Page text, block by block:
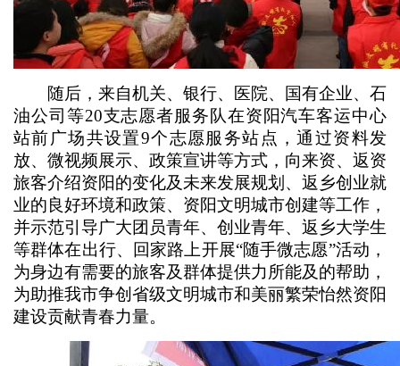
随后，来自机关、银行、医院、国有企业、石
油公司等20支志愿者服务队在资阳汽车客运中心
站前广场共设置9个志愿服务站点，通过资料发
放、微视频展示、政策宣讲等方式，向来资、返资
旅客介绍资阳的变化及未来发展规划、返乡创业就
业的良好环境和政策、资阳文明城市创建等工作，
并示范引导广大团员青年、创业青年、返乡大学生
等群体在出行、回家路上开展“随手微志愿”活动，
为身边有需要的旅客及群体提供力所能及的帮助，
为助推我市争创省级文明城市和美丽繁荣怡然资阳
建设贡献青春力量。